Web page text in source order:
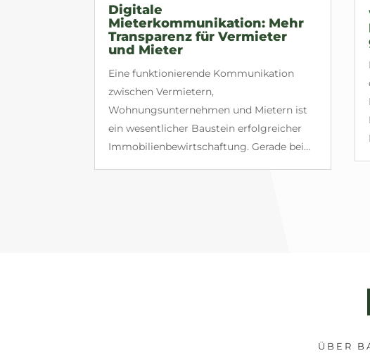
Digitale
Mieterkommunikation: Mehr
Transparenz für Vermieter
und Mieter
Eine funktionierende Kommunikation
zwischen Vermietern,
Wohnungsunternehmen und Mietern ist
ein wesentlicher Baustein erfolgreicher
Immobilienbewirtschaftung. Gerade bei...
ÜBER